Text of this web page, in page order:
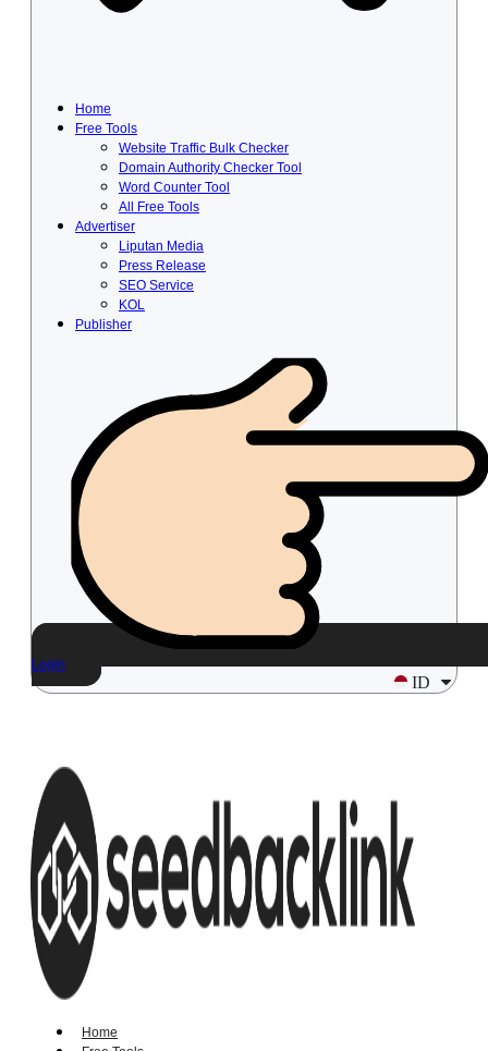
Home
Free Tools
Website Traffic Bulk Checker
Domain Authority Checker Tool
Word Counter Tool
All Free Tools
Advertiser
Liputan Media
Press Release
SEO Service
KOL
Publisher
Login
ID
Home